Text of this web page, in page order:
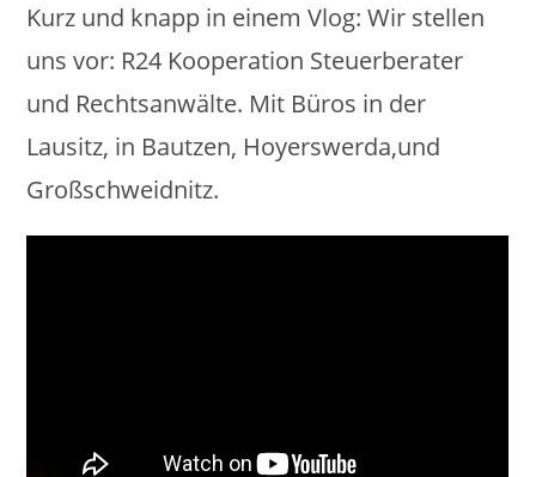
Kurz und knapp in einem Vlog: Wir stellen
uns vor: R24 Kooperation Steuerberater
und Rechtsanwälte. Mit Büros in der
Lausitz, in Bautzen, Hoyerswerda,und
Großschweidnitz.